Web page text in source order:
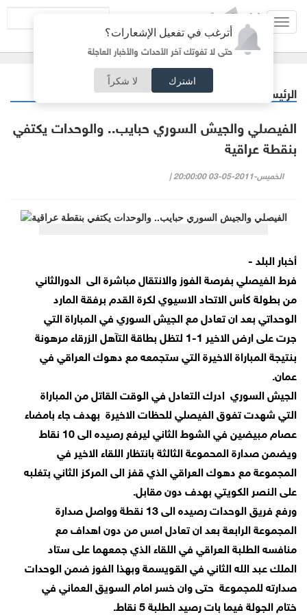
أترغب في تفعيل الإشعارات؟
حتى لا تفوتك آخر الأحداث والأخبار العاجلة
اشترك لا شكراً
الرئيسية
الفيصلي والجيش السوري حبايب.. والوحدات يكتفي
بنقطة عراقية
الخميس-2011-05-03 20:00:00 |
أخبار البلد -
فرط الفيصلي بفرصة الفوز والانتقال مباشرة الى الدورالثاني
من بطولة كأس الاتحاد الاسيوي لكرة القدم برفقة المارد
الوحداتي بعد ان تعادل مع الجيش السوري في المباراة التي
جرت على ارض الاخير 1-1 لتظل بطاقة التآهل الزرقاء مرهونة
بنتيجة المباراة الاخيرة التي ستجمعه مع دهوك العراقي في
عمان.
الجيش السوري ادرك التعادل في الوقت القاتل من المباراة
التي شهدت تفوق الفيصلي للحظات الاخيرة بهدف جاء بامضاء
عصام مبيضين في الشوط الثاني ليرفع رصيده الى 10 نقاط
ويضمن صدارة المحموعة الثالثة بانتظار اللقاء الاخير في
المجموعة مع دهوك العراقي الذي قفز الى المركز الثاني بتغلبه
على النصر الكويتي بهدف دون مقابل.
ورفع فريق الوحدات رصيده الى 13 نقطة وواصل صدارة
المجموعة الرابعة بعد ان تعادل امس من دون اهداف مع
منافسه الطلبة العراقي في اللقاء الذي جمعهما على ستاد
الملك عبد الله الثاني في القويسمة وبهذا الفوز ضمن الوحدات
صدارته للمجموعة حتى وان خسر امام السويق العماني في
ختام الجولة فيما بات رصيد الطلبة 5 نقاط.